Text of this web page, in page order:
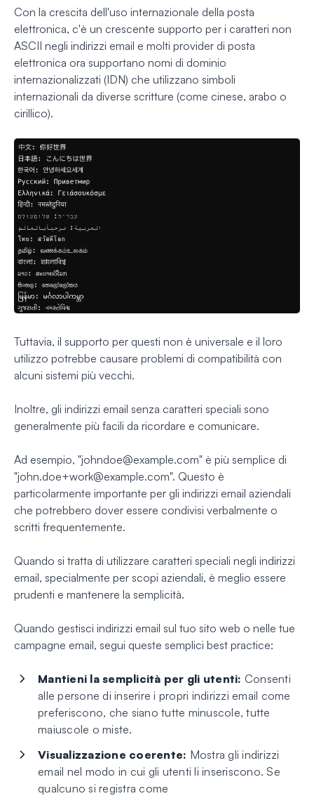
Con la crescita dell'uso internazionale della posta
elettronica, c'è un crescente supporto per i caratteri non
ASCII negli indirizzi email e molti provider di posta
elettronica ora supportano nomi di dominio
internazionalizzati (IDN) che utilizzano simboli
internazionali da diverse scritture (come cinese, arabo o
cirillico).
Tuttavia, il supporto per questi non è universale e il loro
utilizzo potrebbe causare problemi di compatibilità con
alcuni sistemi più vecchi.
Inoltre, gli indirizzi email senza caratteri speciali sono
generalmente più facili da ricordare e comunicare.
Ad esempio, "johndoe@example.com" è più semplice di
"john.doe+work@example.com". Questo è
particolarmente importante per gli indirizzi email aziendali
che potrebbero dover essere condivisi verbalmente o
scritti frequentemente.
Quando si tratta di utilizzare caratteri speciali negli indirizzi
email, specialmente per scopi aziendali, è meglio essere
prudenti e mantenere la semplicità.
Quando gestisci indirizzi email sul tuo sito web o nelle tue
campagne email, segui queste semplici best practice:
Mantieni la semplicità per gli utenti: Consenti
alle persone di inserire i propri indirizzi email come
preferiscono, che siano tutte minuscole, tutte
maiuscole o miste.
Visualizzazione coerente: Mostra gli indirizzi
email nel modo in cui gli utenti li inseriscono. Se
qualcuno si registra come